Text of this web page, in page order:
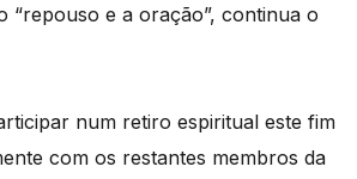
“repouso e a oração”, continua o
num retiro espiritual este fim
com os restantes membros da